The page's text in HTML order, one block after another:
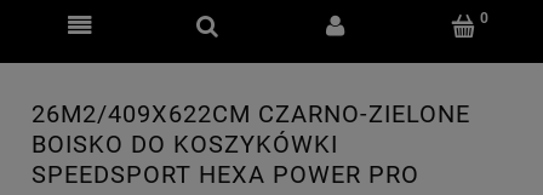
26M2/409X622CM CZARNO-ZIELONE
BOISKO DO KOSZYKÓWKI
SPEEDSPORT HEXA POWER PRO